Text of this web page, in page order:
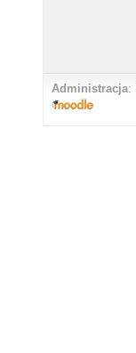
Administracja: